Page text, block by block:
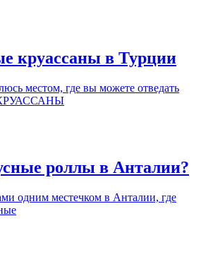
круассаны в Турции
местом, где вы можете отведать
роллы в Анталии?
одним местечком в Анталии, где